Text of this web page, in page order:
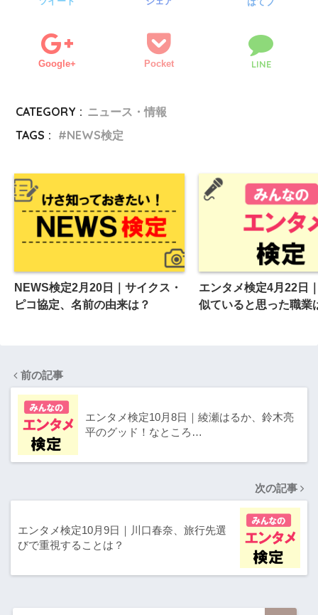
Google+ Pocket LINE
CATEGORY : ニュース・情報
TAGS :
NEWS検定
NEWS検定2月20日｜サイクス・
ピコ協定、名前の由来は？
エンタメ検定4月22日
似ていると思った職業
前の記事
エンタメ検定10月8日｜綾瀬はるか、鈴木亮
平のグッド！なところ…
次の記事
エンタメ検定10月9日｜川口春奈、旅行先選
びで重視することは？